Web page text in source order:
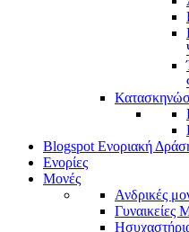
Blogspot Ενοριακή
Ενορίες
Μονές
Ανδρικές
Γυναικείες